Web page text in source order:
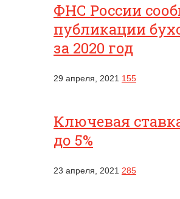
ФНС России
публикации
за 2020 год
29 апреля, 2021 155
Ключевая
до 5%
23 апреля, 2021 285